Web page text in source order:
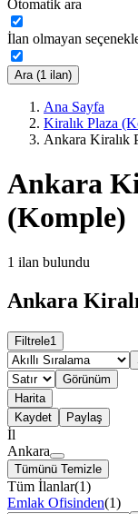
Otomatik ara
İlan olmayan
Ara (1 ilan)
Ana Sayfa
Kiralık Plaza
Ankara Kiralık
Ankara
(Komple)
1 ilan bulundu
Ankara
Filtrele1
Görünüm
Harita
Kaydet
Paylaş
İl
Ankara
Tümünü Temizle
Tüm İlanlar(1)
Emlak Ofisinden(1)